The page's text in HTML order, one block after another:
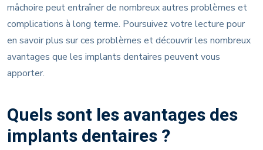
mâchoire peut entraîner de nombreux autres problèmes et
complications à long terme. Poursuivez votre lecture pour
en savoir plus sur ces problèmes et découvrir les nombreux
avantages que les implants dentaires peuvent vous
apporter.
Quels sont les avantages des
implants dentaires ?